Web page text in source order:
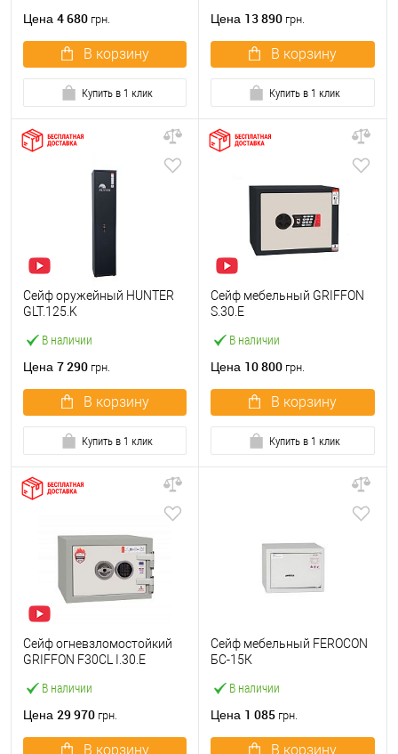
Цена 4 680 грн.
В корзину
Купить в 1 клик
Цена 13 890 грн.
В корзину
Купить в 1 клик
В наличии
Сейф оружейный HUNTER
GLT.125.K
Цена 7 290 грн.
В корзину
Купить в 1 клик
В наличии
Сейф мебельный GRIFFON
S.30.E
Цена 10 800 грн.
В корзину
Купить в 1 клик
В наличии
Сейф огневзломостойкий
GRIFFON F30CL I.30.E
Цена 29 970 грн.
В корзину
В наличии
Сейф мебельный FEROCON
БС-15К
Цена 1 085 грн.
В корзину